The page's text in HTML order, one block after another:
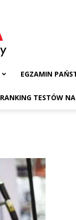
EGZAMIN
RANKING TESTÓW